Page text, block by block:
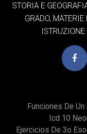
STORIA E
GRADO,
Funciones De
Icd 10
Ejercicios De 3o